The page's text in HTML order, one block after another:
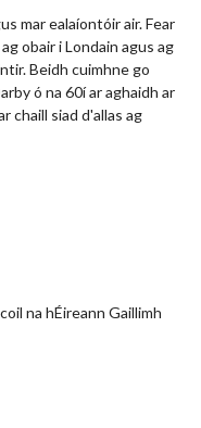
mar ealaíontóir air. Fear
obair i Londain agus ag
Beidh cuimhne go
ó na 60í ar aghaidh ar
chaill siad d'allas ag
na hÉireann Gaillimh